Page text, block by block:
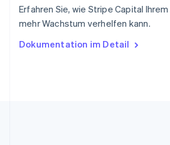
Erfahren Sie, wie Stripe Capital
mehr Wachstum verhelfen kann.
Dokumentation im Detail
Tschechische Republik
English
English